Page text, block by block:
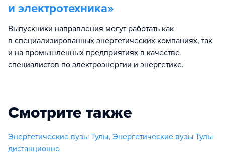
и электротехника»
Выпускники направления могут работать как
в специализированных энергетических компаниях, так
и на промышленных предприятиях в качестве
специалистов по электроэнергии и энергетике.
Смотрите также
Энергетические вузы Тулы, Энергетические вузы Тулы
дистанционно